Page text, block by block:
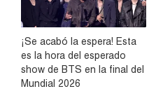
¡Se acabó la espera! Esta
es la hora del esperado
show de BTS en la final del
Mundial 2026